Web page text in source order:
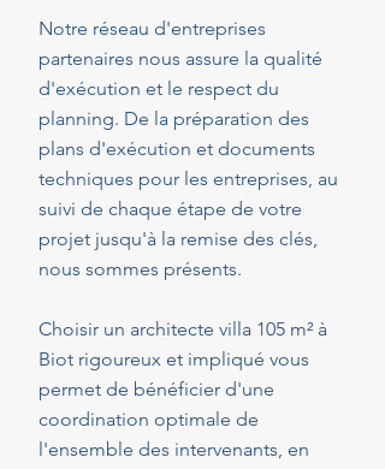
Notre réseau d'entreprises
partenaires nous assure la qualité
d'exécution et le respect du
planning. De la préparation des
plans d'exécution et documents
techniques pour les entreprises, au
suivi de chaque étape de votre
projet jusqu'à la remise des clés,
nous sommes présents.
Choisir un architecte villa 105 m² à
Biot rigoureux et impliqué vous
permet de bénéficier d'une
coordination optimale de
l'ensemble des intervenants, en